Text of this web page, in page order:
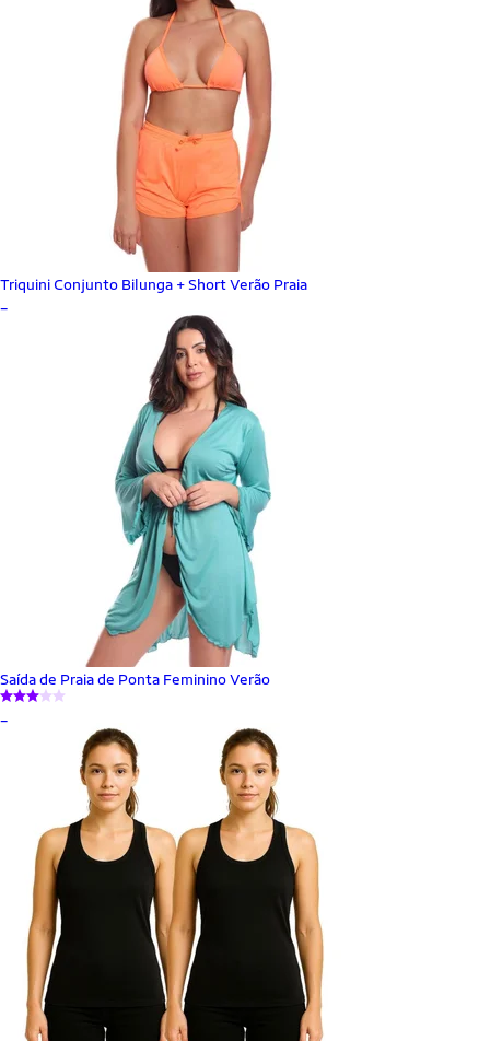
Triquini Conjunto Bilunga + Short Verão Praia
Saída de Praia de Ponta Feminino Verão